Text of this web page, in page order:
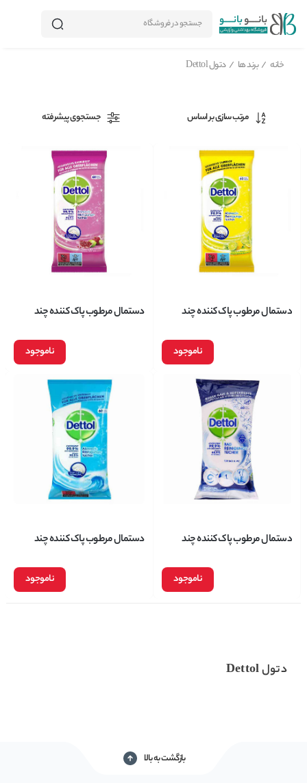
جستجو در فروشگاه
خانه / برند ها / دتول Dettol
مرتب سازی بر اساس جستجوی پیشرفته
دستمال مرطوب پاک کننده چند
رایحه لیمو و نعناع بسته 60 عددی ناموجود
دستمال مرطوب پاک کننده چند
رایحه انار و لیمو ترش بسته 60 عددیناموجود
دستمال مرطوب پاک کننده چند
سرویس بهداشتی بسته 60 عددیناموجود
دستمال مرطوب پاک کننده چند
ناموجود
دتول Dettol
بازگشت به بالا